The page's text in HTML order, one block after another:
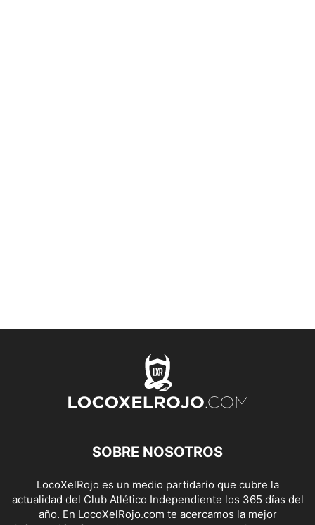
SOBRE NOSOTROS
LocoXelRojo es un medio partidario que cubre la
actualidad del Club Atlético Independiente los 365 días del
año. En LocoXelRojo.com te acercamos la mejor